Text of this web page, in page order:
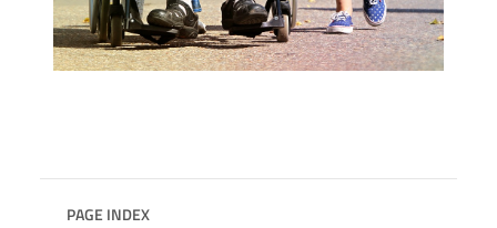
PAGE INDEX